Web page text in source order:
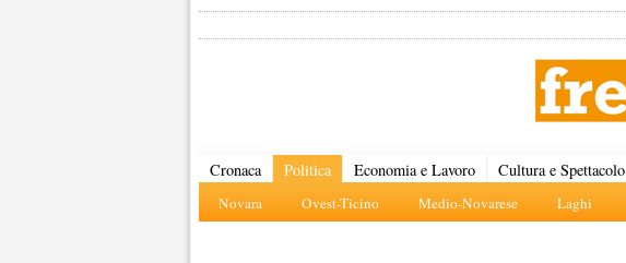
Cronaca Politica
Novara Ovest-Ticino Medio-Novarese Laghi
Economia e Lavoro Cultura e Spettacolo